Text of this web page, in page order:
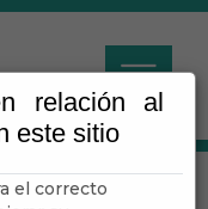
relación al
este sitio
el correcto